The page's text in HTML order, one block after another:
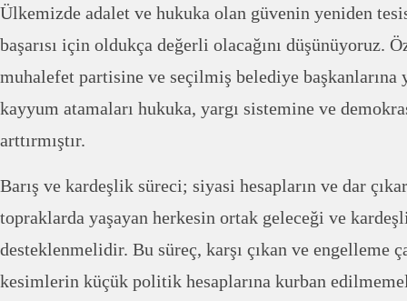
Ülkemizde adalet ve hukuka olan güvenin yeniden
başarısı için oldukça değerli olacağını düşünüyoruz.
muhalefet partisine ve seçilmiş belediye başkanlarına
kayyum atamaları hukuka, yargı sistemine ve
arttırmıştır.
Barış ve kardeşlik süreci; siyasi hesapların ve dar
topraklarda yaşayan herkesin ortak geleceği ve
desteklenmelidir. Bu süreç, karşı çıkan ve engelleme
kesimlerin küçük politik hesaplarına kurban